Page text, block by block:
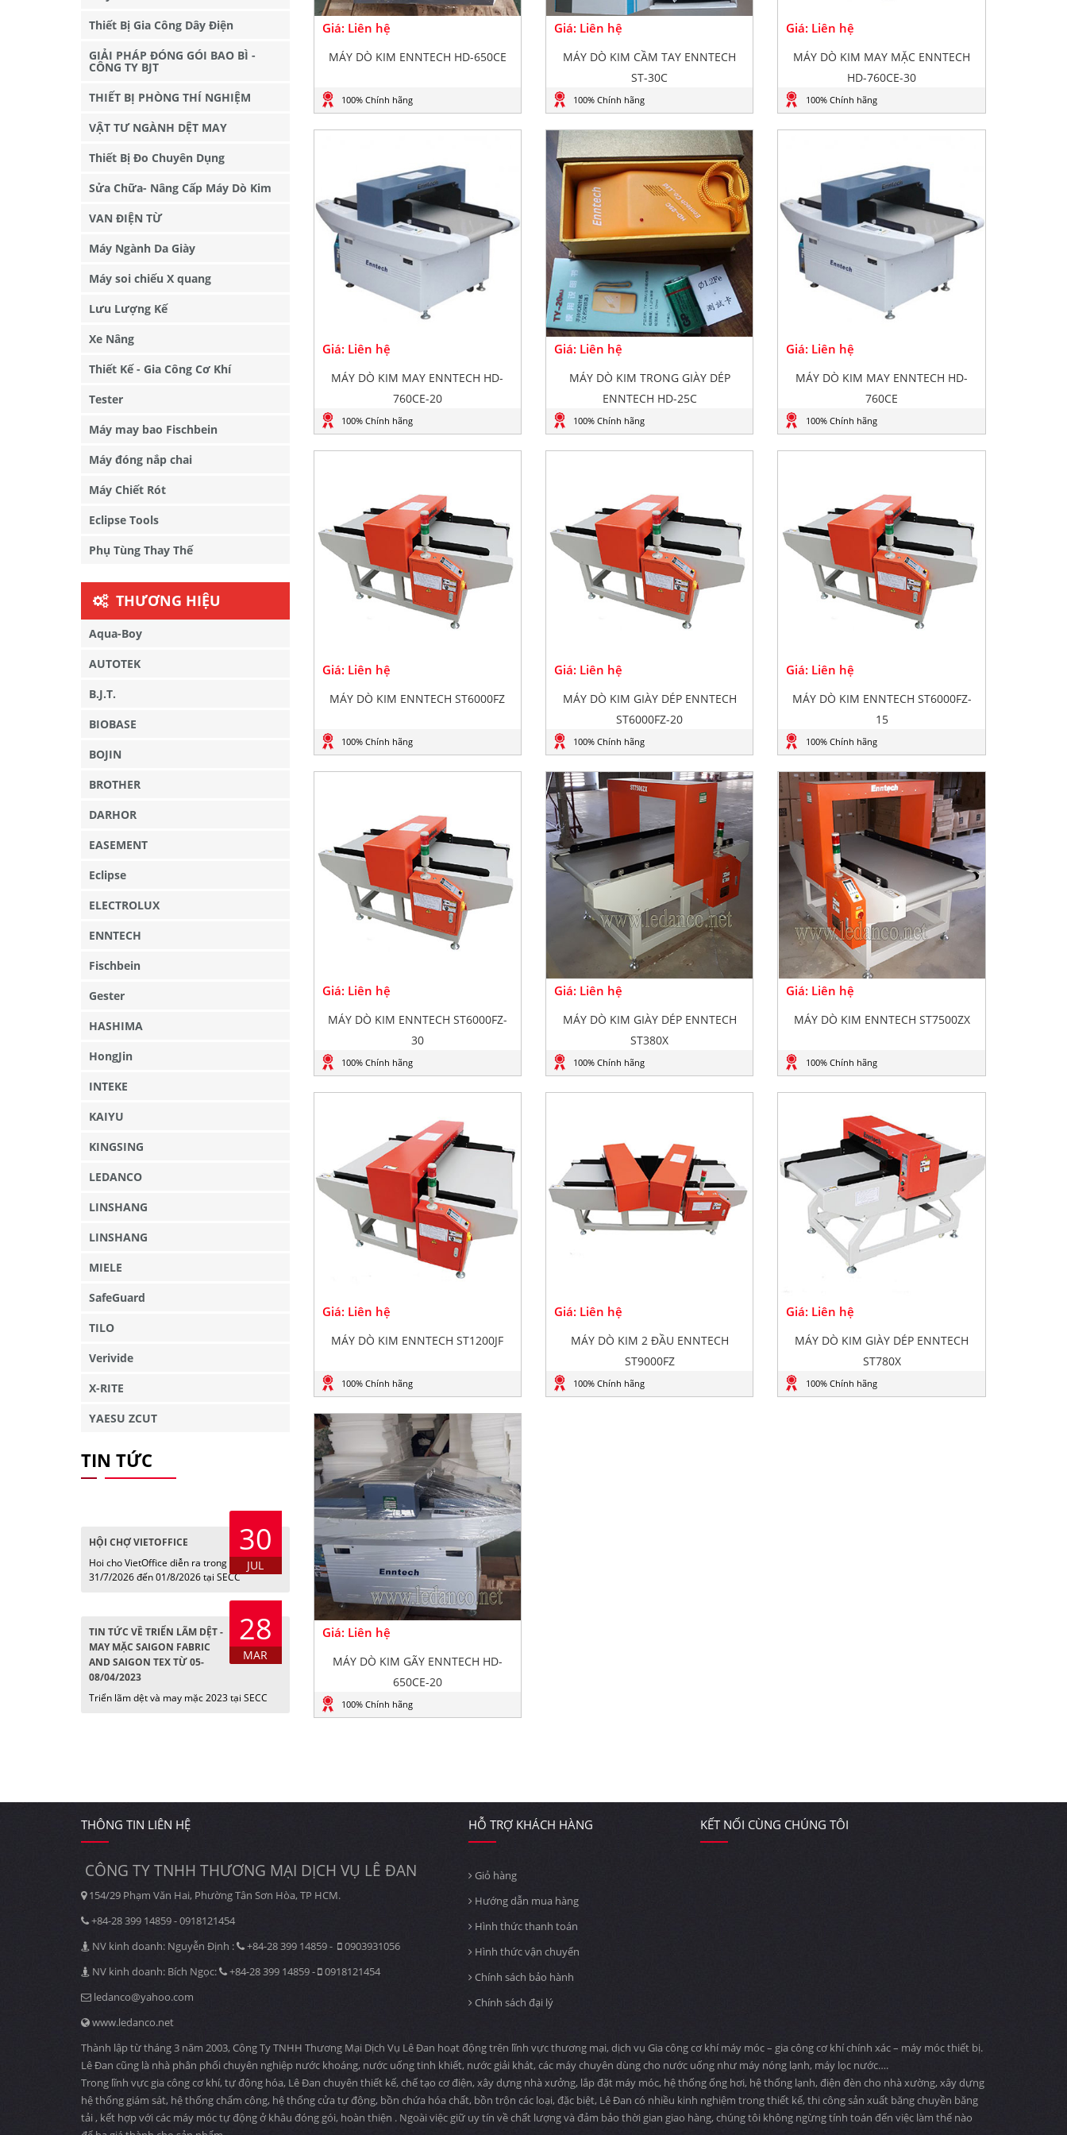
Giá: Liên hệ
MÁY DÒ KIM ENNTECH HD-650CE
100% Chính hãng
Giá: Liên hệ
MÁY DÒ KIM CẦM TAY ENNTECH
ST-30C
100% Chính hãng
Giá: Liên hệ
MÁY DÒ KIM MAY MẶC ENNTECH
HD-760CE-30
100% Chính hãng
Giá: Liên hệ
MÁY DÒ KIM MAY ENNTECH HD-
760CE-20
100% Chính hãng
Giá: Liên hệ
MÁY DÒ KIM TRONG GIÀY DÉP
ENNTECH HD-25C
100% Chính hãng
Giá: Liên hệ
MÁY DÒ KIM MAY ENNTECH HD-
760CE
100% Chính hãng
Giá: Liên hệ
MÁY DÒ KIM ENNTECH ST6000FZ
100% Chính hãng
Giá: Liên hệ
MÁY DÒ KIM GIÀY DÉP ENNTECH
ST6000FZ-20
100% Chính hãng
Giá: Liên hệ
MÁY DÒ KIM ENNTECH ST6000FZ-
15
100% Chính hãng
Giá: Liên hệ
MÁY DÒ KIM ENNTECH ST6000FZ-
30
100% Chính hãng
Giá: Liên hệ
MÁY DÒ KIM GIÀY DÉP ENNTECH
ST380X
100% Chính hãng
Giá: Liên hệ
MÁY DÒ KIM ENNTECH ST7500ZX
100% Chính hãng
Giá: Liên hệ
MÁY DÒ KIM ENNTECH ST1200JF
100% Chính hãng
Giá: Liên hệ
MÁY DÒ KIM 2 ĐẦU ENNTECH
ST9000FZ
100% Chính hãng
Giá: Liên hệ
MÁY DÒ KIM GIÀY DÉP ENNTECH
ST780X
100% Chính hãng
Giá: Liên hệ
MÁY DÒ KIM GÃY ENNTECH HD-
650CE-20
100% Chính hãng
Thiết Bị Gia Công Dây Điện
GIẢI PHÁP ĐÓNG GÓI BAO BÌ -
CÔNG TY BJT
THIẾT BỊ PHÒNG THÍ NGHIỆM
VẬT TƯ NGÀNH DỆT MAY
Thiết Bị Đo Chuyên Dụng
Sửa Chữa- Nâng Cấp Máy Dò Kim
VAN ĐIỆN TỪ
Máy Ngành Da Giày
Máy soi chiếu X quang
Lưu Lượng Kế
Xe Nâng
Thiết Kế - Gia Công Cơ Khí
Tester
Máy may bao Fischbein
Máy đóng nắp chai
Máy Chiết Rót
Eclipse Tools
Phụ Tùng Thay Thế
THƯƠNG HIỆU
Aqua-Boy
AUTOTEK
B.J.T.
BIOBASE
BOJIN
BROTHER
DARHOR
EASEMENT
Eclipse
ELECTROLUX
ENNTECH
Fischbein
Gester
HASHIMA
HongJin
INTEKE
KAIYU
KINGSING
LEDANCO
LINSHANG
LINSHANG
MIELE
SafeGuard
TILO
Verivide
X-RITE
YAESU ZCUT
TIN TỨC
30
JUL
HỘI CHỢ VIETOFFICE
Hoi cho VietOffice diễn ra trong các ngày
31/7/2026 đến 01/8/2026 tại SECC
28
MAR
TIN TỨC VỀ TRIỂN LÃM DỆT -
MAY MẶC SAIGON FABRIC
AND SAIGON TEX TỪ 05-
08/04/2023
Triển lãm dệt và may mặc 2023 tại SECC
THÔNG TIN LIÊN HỆ
CÔNG TY TNHH THƯƠNG MẠI DỊCH VỤ LÊ ĐAN
154/29 Phạm Văn Hai, Phường Tân Sơn Hòa, TP HCM.
+84-28 399 14859 - 0918121454
NV kinh doanh: Nguyễn Định :
+84-28 399 14859 -
0903931056
NV kinh doanh: Bích Ngọc:
+84-28 399 14859 -
0918121454
ledanco@yahoo.com
www.ledanco.net
HỖ TRỢ KHÁCH HÀNG
Giỏ hàng
Hướng dẫn mua hàng
Hình thức thanh toán
Hình thức vận chuyển
Chính sách bảo hành
Chính sách đại lý
KẾT NỐI CÙNG CHÚNG TÔI
Thành lập từ tháng 3 năm 2003, Công Ty TNHH Thương Mại Dịch Vụ Lê Đan hoạt động trên lĩnh vực thương mại, dịch vụ Gia công cơ khí máy móc – gia công cơ khí chính xác – máy móc thiết bị.
Lê Đan cũng là nhà phân phối chuyên nghiệp nước khoáng, nước uống tinh khiết, nước giải khát, các máy chuyên dùng cho nước uống như máy nóng lạnh, máy lọc nước….
Trong lĩnh vực gia công cơ khí, tự động hóa, Lê Đan chuyên thiết kế, chế tạo cơ điện, xây dựng nhà xưởng, lắp đặt máy móc, hệ thống ống hơi, hệ thống lạnh, điện đèn cho nhà xường, xây dựng
hệ thống giám sát, hệ thống chấm công, hệ thống cửa tự động, bồn chứa hóa chất, bồn trộn các loại, đặc biệt, Lê Đan có nhiều kinh nghiệm trong thiết kế, thi công sản xuất băng chuyền băng
tải , kết hợp với các máy móc tự động ở khâu đóng gói, hoàn thiện . Ngoài việc giữ uy tín về chất lượng và đảm bảo thời gian giao hàng, chúng tôi không ngừng tính toán đến việc làm thế nào